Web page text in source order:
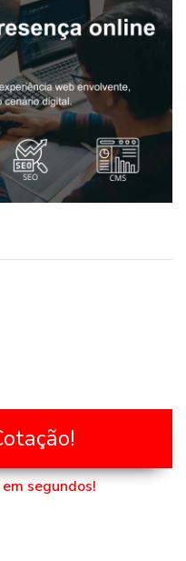
segundos!